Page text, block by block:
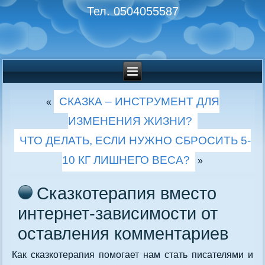
Тел. 0504055587
«
СКАЗКА – ИНСТРУМЕНТ ДЛЯ
ИЗМЕНЕНИЯ ЖИЗНИ?
ЧТО ДЕЛАТЬ, ЕСЛИ НУЖНО СБРОСИТЬ 5-
10 КГ ЛИШНЕГО ВЕСА?
»
Сказкотерапия вместо
интернет-зависимости от
оставления комментариев
Как сказкотерапия помогает нам стать писателями и